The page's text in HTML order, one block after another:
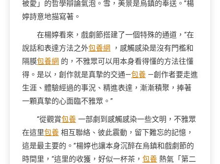
被愛」的哲學辯論氣泡。雪，美景是烏鎮的奉送。”楊
婷詩意地描寫著。
在楊婷看來，戲劇節搭建了一個特殊的通道，“在
說話和表達方法之外包養網
，感觸感染是沒有門檻和
隔膜包養網 的，不雅眾可以用本身看得懂的方法往懂
得。是以，創作就是真摯的交通—包養 —創作者要走進
生涯、體驗經過的事況、精進表達，漸漸積聚，捧著
一顆真摯的心面臨不雅眾。”
“從觀賞包養 一部劇到感觸感染一些文明，不雅眾
在這里包養 相互聯絡、彼此震動，留下難忘的記憶，
這是最主要的。”楊婷也讓本身沉醉在烏鎮和戲劇節的
時間里，“這里的收獲，好似一杯茶， 包養 熱氣「第二